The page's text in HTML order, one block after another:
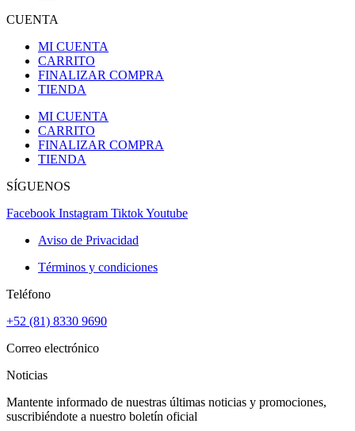
CUENTA
MI CUENTA
CARRITO
FINALIZAR COMPRA
TIENDA
MI CUENTA
CARRITO
FINALIZAR COMPRA
TIENDA
SÍGUENOS
Facebook Instagram TiktokYoutube
Aviso de Privacidad
Términos y condiciones
Teléfono
+52 (81) 8330 9690
Correo electrónico
Noticias
Mantente informado de nuestras últimas noticias y promociones,
suscribiéndote a nuestro boletín oficial